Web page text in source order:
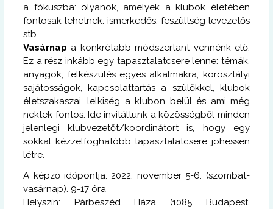
a fókuszba: olyanok, amelyek a klubok életében
fontosak lehetnek: ismerkedős, feszültség levezetős
stb.
Vasárnap a konkrétabb módszertant vennénk elő.
Ez a rész inkább egy tapasztalatcsere lenne: témák,
anyagok, felkészülés egyes alkalmakra, korosztályi
sajátosságok, kapcsolattartás a szülőkkel, klubok
életszakaszai, lelkiség a klubon belül és ami még
nektek fontos. Ide invitáltunk a közösségből minden
jelenlegi klubvezetőt/koordinátort is, hogy egy
sokkal kézzelfoghatóbb tapasztalatcsere jöhessen
létre.
A képző időpontja: 2022. november 5-6. (szombat-
vasárnap). 9-17 óra
Helyszín: Párbeszéd Háza (1085 Budapest,